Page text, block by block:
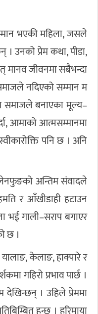
भएकी महिला, जसले
। उनको प्रेम कथा, पीडा,
मानव जीवनमा सबैभन्दा
नदिएको सम्मान म
समाजले बनाएका मूल्य–
आमाको आत्मसम्मानमा
पनि छ । अनि
अन्तिम संवादले
र आँखीडाही हटाउन
भई गाली–सराप बगाएर
छ ।
केलाङ, हाक्पारे र
गहिरो प्रभाव पार्छ ।
। उहिले प्रेममा